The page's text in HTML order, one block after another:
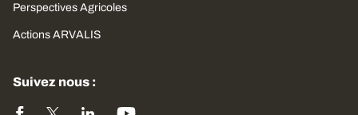
Perspectives Agricoles
Actions ARVALIS
Suivez nous :